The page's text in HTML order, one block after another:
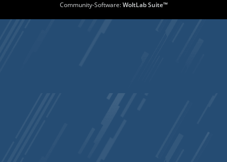
Community-Software:WoltLab Suite™